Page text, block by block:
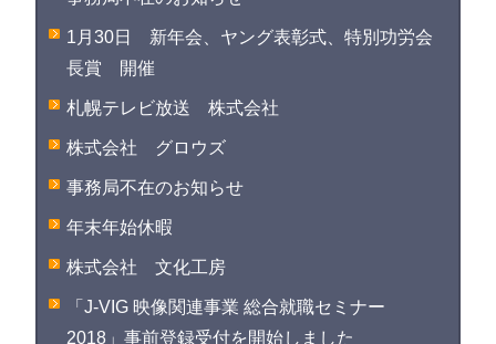
1月30日 新年会、ヤング表彰式、特別功労会
長賞 開催
札幌テレビ放送 株式会社
株式会社 グロウズ
事務局不在のお知らせ
年末年始休暇
株式会社 文化工房
「J-VIG 映像関連事業 総合就職セミナー
2018」事前登録受付を開始しました